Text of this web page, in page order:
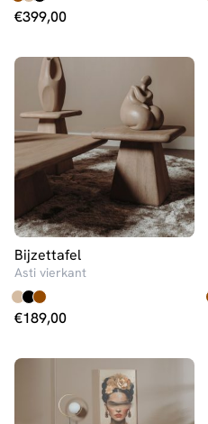
€399,00
Bijzettafel
Asti vierkant
€189,00